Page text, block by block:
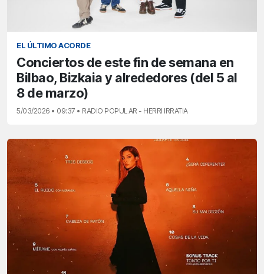
EL ÚLTIMO ACORDE
Conciertos de este fin de semana en
Bilbao, Bizkaia y alrededores (del 5 al
8 de marzo)
5/03/2026 • 09:37 • RADIO POPULAR - HERRI IRRATIA